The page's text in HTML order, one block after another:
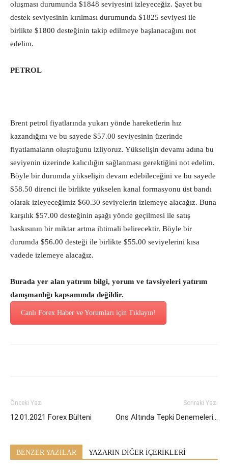
oluşması durumunda $1848 seviyesini izleyeceğiz. Şayet bu
destek seviyesinin kırılması durumunda $1825 seviyesi ile
birlikte $1800 desteğinin takip edilmeye başlanacağını not
edelim.
PETROL
Brent petrol fiyatlarında yukarı yönde hareketlerin hız
kazandığını ve bu sayede $57.00 seviyesinin üzerinde
fiyatlamaların oluştuğunu izliyoruz. Yükselişin devamı adına bu
seviyenin üzerinde kalıcılığın sağlanması gerektiğini not edelim.
Böyle bir durumda yükselişin devam edebileceğini ve bu sayede
$58.50 direnci ile birlikte yükselen kanal formasyonu üst bandı
olarak izleyeceğimiz $60.30 seviyelerin izlemeye alacağız. Buna
karşılık $57.00 desteğinin aşağı yönde geçilmesi ile satış
baskısının bir miktar artma ihtimali belirecektir. Böyle bir
durumda $56.00 desteği ile birlikte $55.00 seviyelerini kısa
vadede izlemeye alacağız.
Burada yer alan yatırım bilgi, yorum ve tavsiyeleri yatırım
danışmanlığı kapsamında değildir.
Canlı Forex Haber ve Yorumları için Tıklayın!
Önceki Yazı
12.01.2021 Forex Bülteni
Sonraki Yazı
Ons Altında Tepki Denemeleri…
BENZER YAZILAR YAZARIN DİĞER İÇERİKLERİ